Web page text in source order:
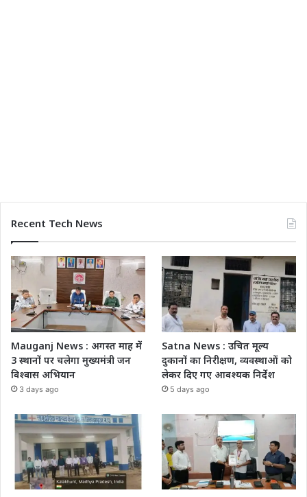
Recent Tech News
Mauganj News : अगस्त माह में
3 स्थानों पर चलेगा मुख्यमंत्री जन
विश्वास अभियान
3 days ago
Satna News : उचित मूल्य
दुकानों का निरीक्षण, व्यवस्थाओं को
लेकर दिए गए आवश्यक निर्देश
5 days ago